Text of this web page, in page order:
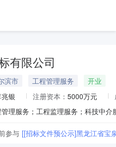
有限公司
滨市 工程管理服务
开业
银 注册资本： 5000万元
参与 [[招标文件预公示]黑龙江省宝